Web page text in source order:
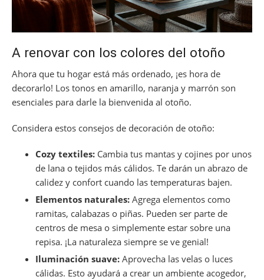
A renovar con los colores del otoño
Ahora que tu hogar está más ordenado, ¡es hora de
decorarlo! Los tonos en amarillo, naranja y marrón son
esenciales para darle la bienvenida al otoño.
Considera estos consejos de decoración de otoño:
Cozy textiles: Cambia tus mantas y cojines por unos
de lana o tejidos más cálidos. Te darán un abrazo de
calidez y confort cuando las temperaturas bajen.
Elementos naturales: Agrega elementos como
ramitas, calabazas o piñas. Pueden ser parte de
centros de mesa o simplemente estar sobre una
repisa. ¡La naturaleza siempre se ve genial!
Iluminación suave: Aprovecha las velas o luces
cálidas. Esto ayudará a crear un ambiente acogedor,